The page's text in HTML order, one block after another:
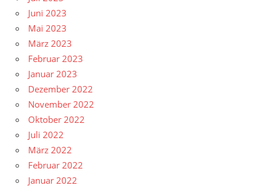
Juni 2023
Mai 2023
März 2023
Februar 2023
Januar 2023
Dezember 2022
November 2022
Oktober 2022
Juli 2022
März 2022
Februar 2022
Januar 2022